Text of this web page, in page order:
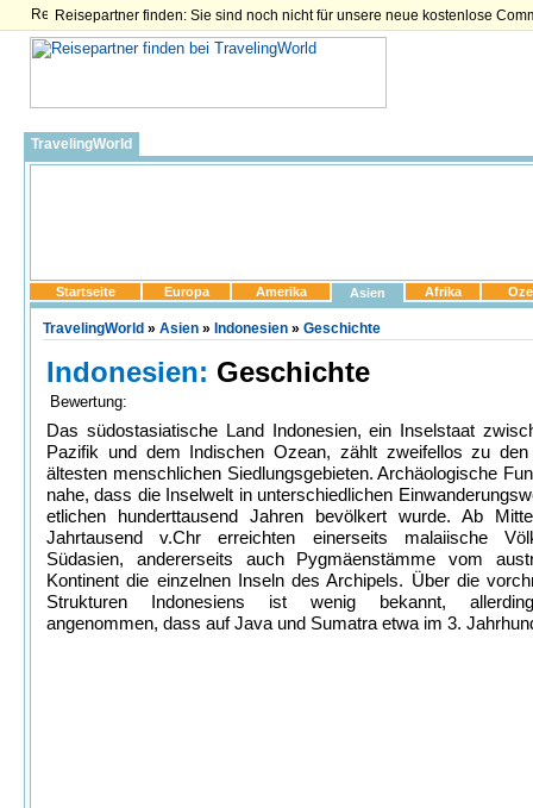
Reisepartner finden: Sie sind noch nicht für unsere neue kostenlose
TravelingWorld
Startseite Europa Amerika Asien Afrika
TravelingWorld » Asien » Indonesien » Geschichte
Indonesien: Geschichte
Bewertung:
Das südostasiatische Land Indonesien, ein Inselstaat
Pazifik und dem Indischen Ozean, zählt zweifellos zu den
ältesten menschlichen Siedlungsgebieten. Archäologische
nahe, dass die Inselwelt in unterschiedlichen
etlichen hunderttausend Jahren bevölkert wurde. Ab
Jahrtausend v.Chr erreichten einerseits malaiische
Südasien, andererseits auch Pygmäenstämme vom
Kontinent die einzelnen Inseln des Archipels. Über die
Strukturen Indonesiens ist wenig bekannt,
angenommen, dass auf Java und Sumatra etwa im 3.